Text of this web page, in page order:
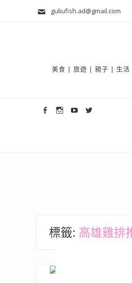
guliufish.ad@gmail.com
美食 | 旅遊 | 親子 | 生活
標籤: 高雄雞排